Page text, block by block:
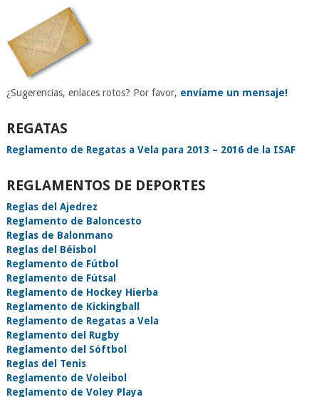
¿Sugerencias, enlaces rotos? Por favor, envíame un mensaje!
REGATAS
Reglamento de Regatas a Vela para 2013 – 2016 de la ISAF
REGLAMENTOS DE DEPORTES
Reglas del Ajedrez
Reglamento de Baloncesto
Reglas de Balonmano
Reglas del Béisbol
Reglamento de Fútbol
Reglamento de Fútsal
Reglamento de Hockey Hierba
Reglamento de Kickingball
Reglamento de Regatas a Vela
Reglamento del Rugby
Reglamento del Sóftbol
Reglas del Tenis
Reglamento de Voleibol
Reglamento de Voley Playa